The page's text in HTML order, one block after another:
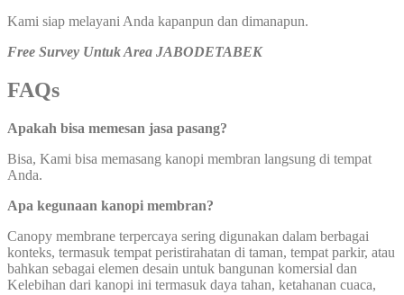
Kami siap melayani Anda kapanpun dan dimanapun.
Free Survey Untuk Area JABODETABEK
FAQs
Apakah bisa memesan jasa pasang?
Bisa, Kami bisa memasang kanopi membran langsung di tempat
Anda.
Apa kegunaan kanopi membran?
Canopy membrane terpercaya sering digunakan dalam berbagai
konteks, termasuk tempat peristirahatan di taman, tempat parkir, atau
bahkan sebagai elemen desain untuk bangunan komersial dan
Kelebihan dari kanopi ini termasuk daya tahan, ketahanan cuaca,